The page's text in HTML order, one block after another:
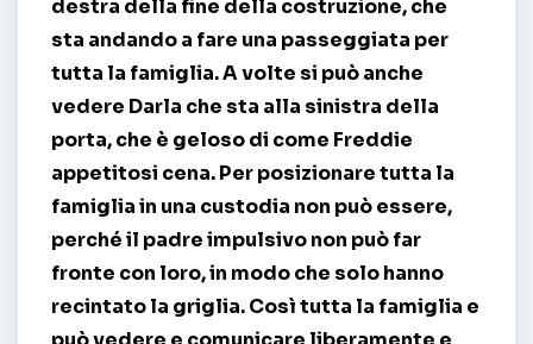
destra della fine della costruzione, che
sta andando a fare una passeggiata per
tutta la famiglia. A volte si può anche
vedere Darla che sta alla sinistra della
porta, che è geloso di come Freddie
appetitosi cena. Per posizionare tutta la
famiglia in una custodia non può essere,
perché il padre impulsivo non può far
fronte con loro, in modo che solo hanno
recintato la griglia. Così tutta la famiglia e